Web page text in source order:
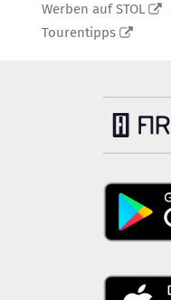
Werben auf STOL
Tourentipps